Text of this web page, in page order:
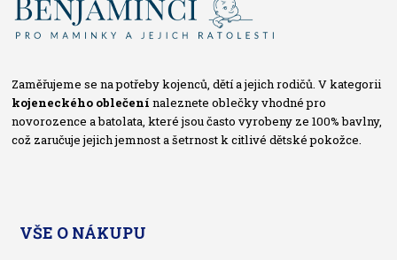
Zaměřujeme se na potřeby kojenců, dětí a jejich rodičů. V kategorii
kojeneckého oblečení naleznete oblečky vhodné pro
novorozence a batolata, které jsou často vyrobeny ze 100% bavlny,
což zaručuje jejich jemnost a šetrnost k citlivé dětské pokožce.
VŠE O NÁKUPU